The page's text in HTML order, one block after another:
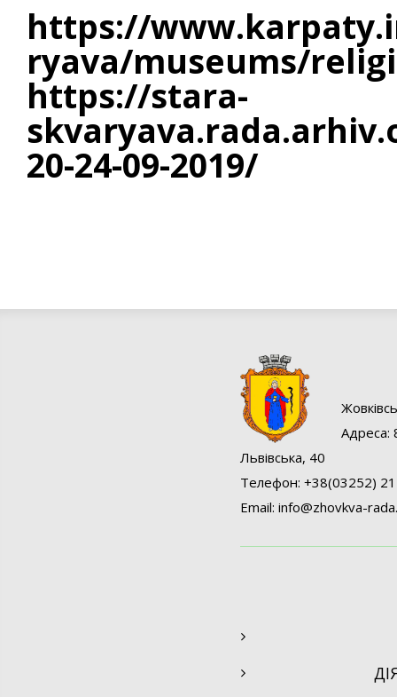
https://
ryava/museums/
https://stara-
20-24-09-2019/
Адреса:
Львівська, 40
Телефон: +38(03252)
Email: info@zhovkva-